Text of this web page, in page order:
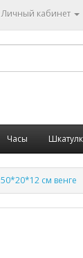
Личный кабинет
Часы
см венге